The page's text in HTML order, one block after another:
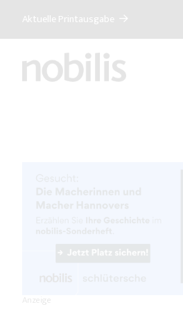
Aktuelle Printausgabe
Anzeige